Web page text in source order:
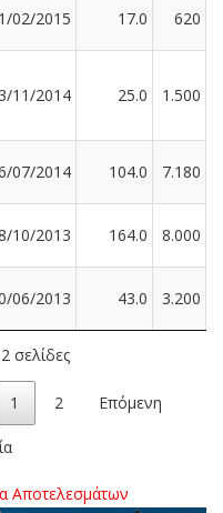
02/2015 17.0 620
11/2014 25.0 1.500
07/2014 104.0 7.180
10/2013 164.0 8.000
06/2013 43.0 3.200
σελίδες
1 2 Επόμενη
Αποτελεσμάτων